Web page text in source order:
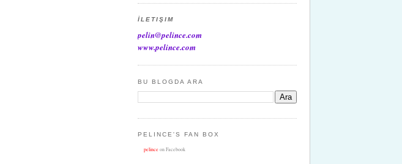
İLETIŞIM
pelin@pelince.com
www.pelince.com
BU BLOGDA ARA
PELINCE'S FAN BOX
pelince on Facebook